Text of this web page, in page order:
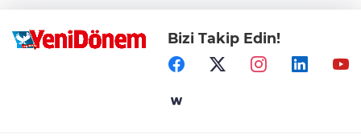
Bizi Takip Edin!